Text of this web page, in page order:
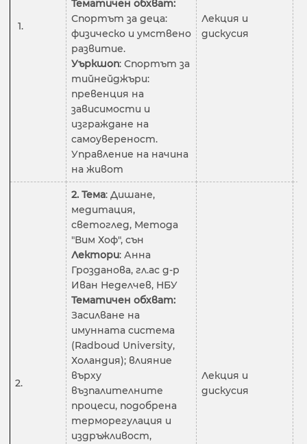
1.
Тематичен обхват:
Спортът за деца:
физическо и умствено
развитие.
Уъркшоп: Спортът за
тийнейджъри:
превенция на
зависимости и
изграждане на
самоувереност.
Управление на начина
на живот
Лекция и
дискусия
2.
2. Тема: Дишане,
медитация,
светоглед, Метода
"Вим Хоф", сън
Лектори: Анна
Грозданова, гл.ас д-р
Иван Неделчев, НБУ
Тематичен обхват:
Засилване на
имунната система
(Radboud University,
Холандия); влияние
върху
възпалителните
процеси, подобрена
терморегулация и
издръжливост,
Лекция и
дискусия